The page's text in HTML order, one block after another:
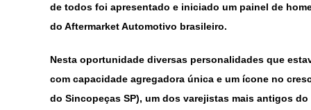
de todos foi apresentado e iniciado um painel de
do Aftermarket Automotivo brasileiro.
Nesta oportunidade diversas personalidades que
com capacidade agregadora única e um ícone no
do Sincopeças SP), um dos varejistas mais antigos